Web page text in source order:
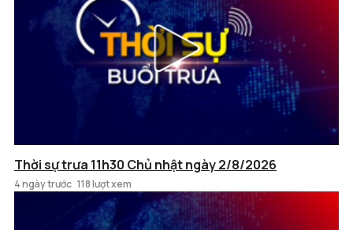
Thời sự trưa 11h30 Chủ nhật ngày 2/8/2026
4 ngày trước 118 lượt xem